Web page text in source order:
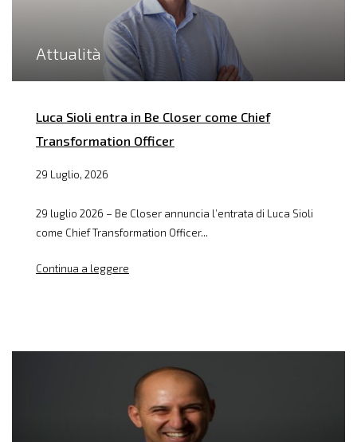
Attualità
Luca Sioli entra in Be Closer come Chief
Transformation Officer
29 Luglio, 2026
29 luglio 2026 – Be Closer annuncia l’entrata di Luca Sioli
come Chief Transformation Officer...
Continua a leggere